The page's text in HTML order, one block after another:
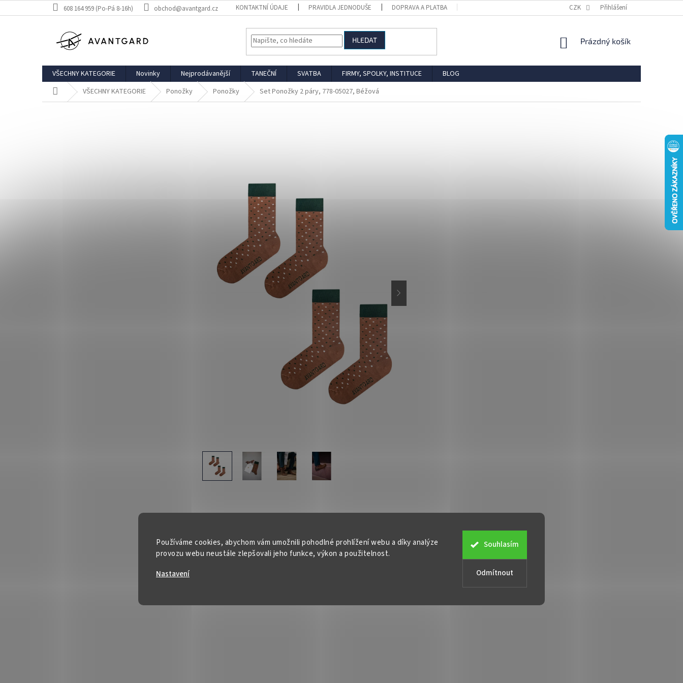
Používáme cookies, abychom vám umožnili pohodlné prohlížení webu a díky analýze
provozu webu neustále zlepšovali jeho funkce, výkon a použitelnost.
Nastavení
Odmítnout
Souhlasím
na
608 164 959 (Po-Pá 8-16h) obchod@avantgard.cz KONTAKTNÍ ÚDAJE PRAVIDLA JEDNODUŠE DOPRAVA A PLATBA REKLAMACE VRÁCENÍ ZBOŽÍ
CZK Přihlášení
HLEDAT
NÁKUPNÍ
Prázdný košík
VŠECHNY KATEGORIE Novinky Nejprodávanější TANEČNÍ SVATBA FIRMY, SPOLKY, INSTITUCE
BLOG
Domů VŠECHNY KATEGORIE Ponožky Ponožky Set Ponožky 2 páry, 778-05027, Béžová